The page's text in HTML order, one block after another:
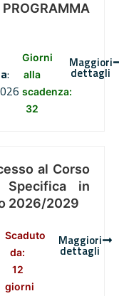
:
Giorni
alla
scadenza:
32
Maggiori
dettagli
al Corso
Specifica in
2026/2029
Scaduto
da:
12
giorni
Maggiori
dettagli